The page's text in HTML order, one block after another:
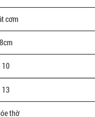
cơm
8cm
10
13
thờ